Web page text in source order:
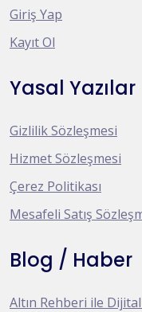
Giriş Yap
Kayıt Ol
Yasal Yazılar
Gizlilik Sözleşmesi
Hizmet Sözleşmesi
Çerez Politikası
Mesafeli Satış
Blog / Haber
Altın Rehberi ile Dijital